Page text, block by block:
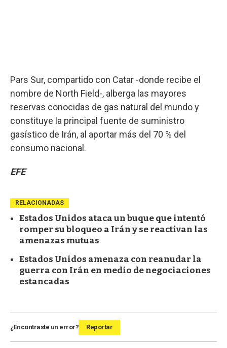
Pars Sur, compartido con Catar -donde recibe el
nombre de North Field-, alberga las mayores
reservas conocidas de gas natural del mundo y
constituye la principal fuente de suministro
gasístico de Irán, al aportar más del 70 % del
consumo nacional.
EFE
RELACIONADAS
Estados Unidos ataca un buque que intentó
romper su bloqueo a Irán y se reactivan las
amenazas mutuas
Estados Unidos amenaza con reanudar la
guerra con Irán en medio de negociaciones
estancadas
¿Encontraste un error? Reportar